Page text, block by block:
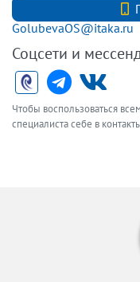
GolubevaOS@itaka.ru
Соцсети и
Чтобы воспользоваться
специалиста себе в